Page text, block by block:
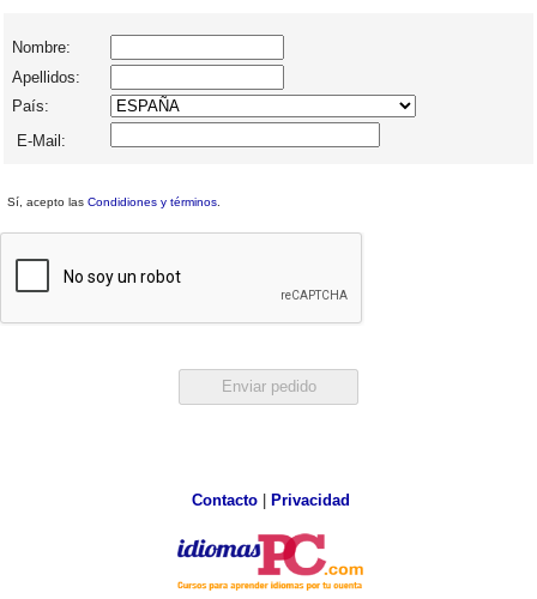
Nombre:
Apellidos:
País:
E-Mail:
Sí, acepto las Condidiones y términos
Contacto| Privacidad